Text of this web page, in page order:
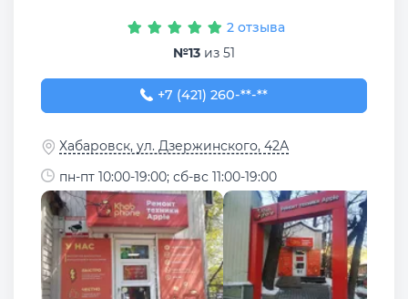
2 отзыва
№13 из 51
+7 (421) 260-61-66
+7 (421) 260-**-**
Хабаровск, ул. Дзержинского, 42А
пн-пт 10:00-19:00; сб-вс 11:00-19:00